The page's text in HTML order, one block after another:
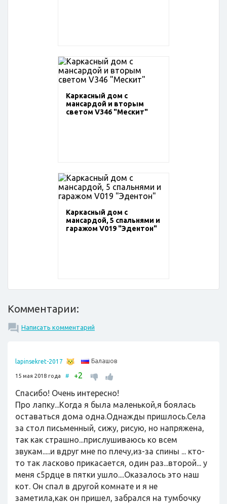
Каркасный дом с
мансардой и вторым
светом V346 "Мескит"
Каркасный дом с
мансардой, 5 спальнями и
гаражом V019 "Эдентон"
Комментарии:
Написать комментарий
lapinsekret-2017 Балашов
15 мая 2018 года # +2
Спасибо! Очень интересно!
Про лапку...Когда я была маленькой,я боялась
оставаться дома одна.Однажды пришлось.Села
за стол письменный, сижу, рисую, но напряжена,
так как страшно...прислушиваюсь ко всем
звукам.....и вдруг мне по плечу,из-за спины ... кто-
то так ласково прикасается, один раз...второй... у
меня с5рдце в пятки ушло....Оказалось это наш
кот. Он спал в другой комнате и я не
заметила,как он пришел, забрался на тумбочку